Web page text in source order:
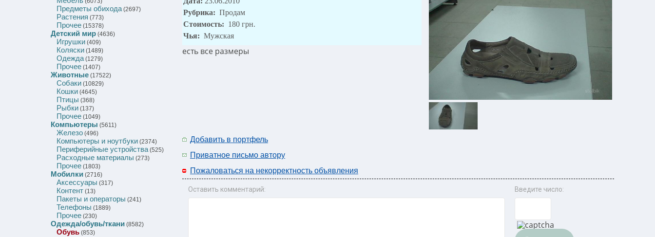
Предметы обихода(2697)
Растения (773)
Прочее (15378)
Детский мир (4636)
Игрушки (409)
Коляски (1489)
Одежда(1279)
Прочее (1407)
Животные (17522)
Собаки (10829)
Кошки (4645)
Птицы (368)
Рыбки (137)
Прочее (1049)
Компьютеры (5611)
Железо (496)
Компьютеры и ноутбуки (2374)
Периферийные устройства(525)
Расходные материалы (273)
Прочее (1803)
Мобилки (2716)
Аксессуары (317)
Контент (13)
Пакеты и операторы (241)
Телефоны (1889)
Прочее (230)
Одежда/обувь/ткани (8582)
Обувь (853)
Рубрика: Продам
Стоимость: 180 грн.
Чья: Мужская
есть все размеры
Добавить в портфель
Приватное письмо автору
Пожаловаться на некорректность объявления
Оставить комментарий: Введите число: